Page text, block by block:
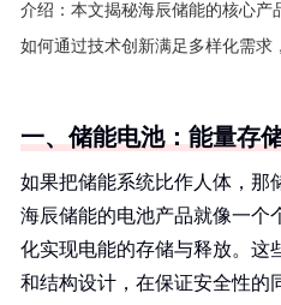
介绍： 本文揭秘海辰储能的核心产
如何通过技术创新满足多样化需求
一、储能电池：能量存
如果把储能系统比作人体，那
海辰储能的电池产品就像一个
化实现电能的存储与释放。这
和结构设计，在保证安全性的